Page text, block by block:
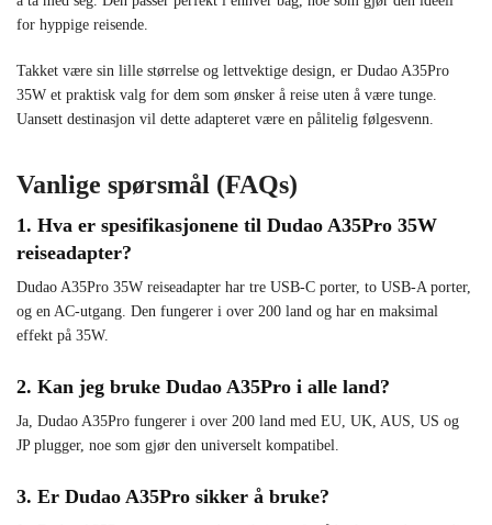
for hyppige reisende.
Takket være sin lille størrelse og lettvektige design, er Dudao A35Pro
35W et praktisk valg for dem som ønsker å reise uten å være tunge.
Uansett destinasjon vil dette adapteret være en pålitelig følgesvenn.
Vanlige spørsmål (FAQs)
1. Hva er spesifikasjonene til Dudao A35Pro 35W
reiseadapter?
Dudao A35Pro 35W reiseadapter har tre USB-C porter, to USB-A porter,
og en AC-utgang. Den fungerer i over 200 land og har en maksimal
effekt på 35W.
2. Kan jeg bruke Dudao A35Pro i alle land?
Ja, Dudao A35Pro fungerer i over 200 land med EU, UK, AUS, US og
JP plugger, noe som gjør den universelt kompatibel.
3. Er Dudao A35Pro sikker å bruke?